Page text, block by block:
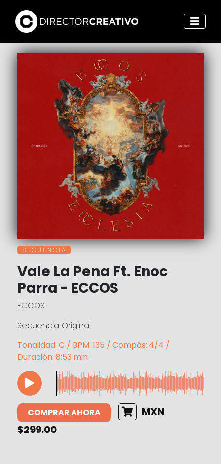
S E C U E N C I A
Vale La Pena Ft. Enoc
Parra - ECCOS
ECCOS
Secuencia Original
Tonalidad: C / BPM: 135 / Compás: 4/4 /
Duración: 8:53 min
COMPRAR AHORA
MXN
$299.00